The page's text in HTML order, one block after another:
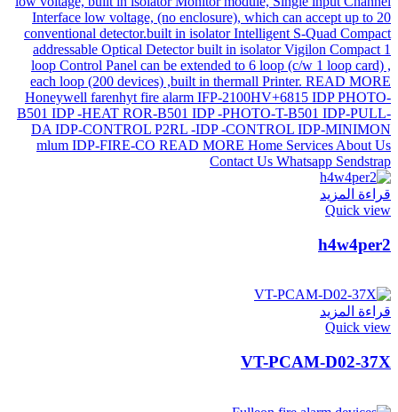
قراءة المزيد
Quick view
h4w4per2
قراءة المزيد
Quick view
VT-PCAM-D02-37X